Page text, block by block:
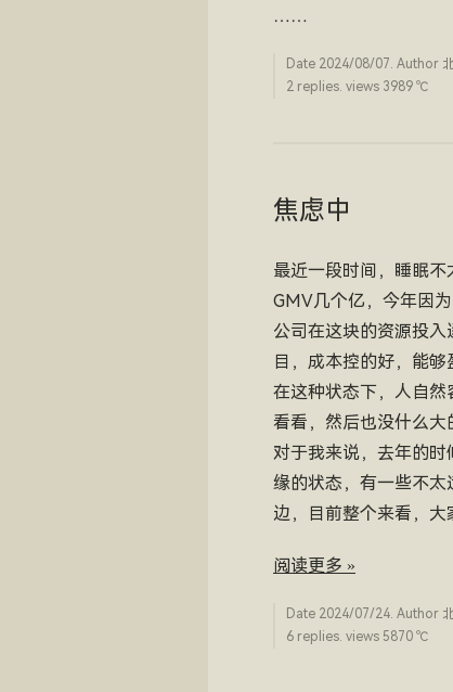
……
Date 2024/08/07. Author
2 replies. views 3989 ­℃
焦虑中
最近一段时间，睡眠
GMV几个亿，今年因
公司在这块的资源投
目，成本控的好，能
在这种状态下，人自
看看，然后也没什么
对于我来说，去年的
缘的状态，有一些不
边，目前整个来看，
阅读更多 »
Date 2024/07/24. Author
6 replies. views 5870 ­℃